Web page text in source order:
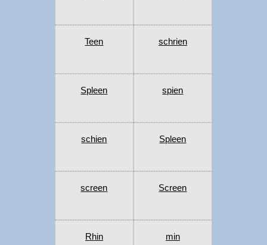
Teen schrien
Spleen spien
schien Spleen
screen Screen
Rhin min